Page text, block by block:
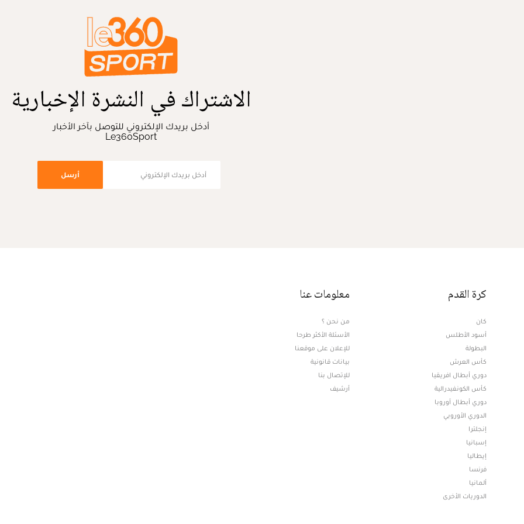
الاشتراك في النشرة الإخبارية
أدخل بريدك الإلكتروني للتوصل بآخر الأخبار
Le360Sport
أرسل
كرة القدم
كان
أسود الأطلس
البطولة
كأس العرش
دوري أبطال افريقيا
كأس الكونفيدرالية
دوري أبطال أوروبا
الدوري الأوروبي
إنجلترا
إسبانيا
إيطاليا
فرنسا
ألمانيا
الدوريات الأخرى
معلومات عنا
من نحن ؟
الأسئلة الأكثر طرحا
للإعلان على موقعنا
بيانات قانونية
للإتصال بنا
أرشيف